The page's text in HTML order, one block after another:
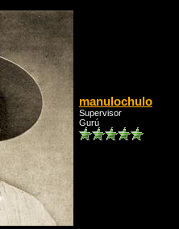
manulochulo
Supervisor
Gurú